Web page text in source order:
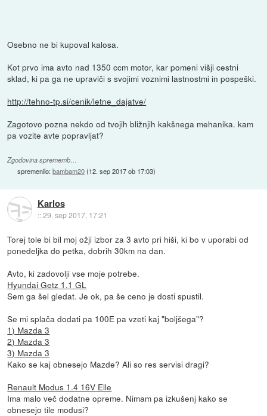
Osebno ne bi kupoval kalosa.
Kot prvo ima avto nad 1350 ccm motor, kar pomeni višji cestni
sklad, ki pa ga ne upraviči s svojimi voznimi lastnostmi in pospeški.
http://tehno-tp.si/cenik/letne_dajatve/
Zagotovo pozna nekdo od tvojih bližnjih kakšnega mehanika. kam
pa vozite avte popravljat?
Zgodovina sprememb…
spremenilo:bambam20(12. sep 2017 ob 17:03)
Karlos
::29. sep 2017, 17:21
Torej tole bi bil moj ožji izbor za 3 avto pri hiši, ki bo v uporabi od
ponedeljka do petka, dobrih 30km na dan.
Avto, ki zadovolji vse moje potrebe.
Hyundai Getz 1.1 GL
Sem ga šel gledat. Je ok, pa še ceno je dosti spustil.
Se mi splača dodati pa 100E pa vzeti kaj "boljšega"?
1) Mazda 3
2) Mazda 3
3) Mazda 3
Kako se kaj obnesejo Mazde? Ali so res servisi dragi?
Renault Modus 1.4 16V Elle
Ima malo več dodatne opreme. Nimam pa izkušenj kako se
obnesejo tile modusi?